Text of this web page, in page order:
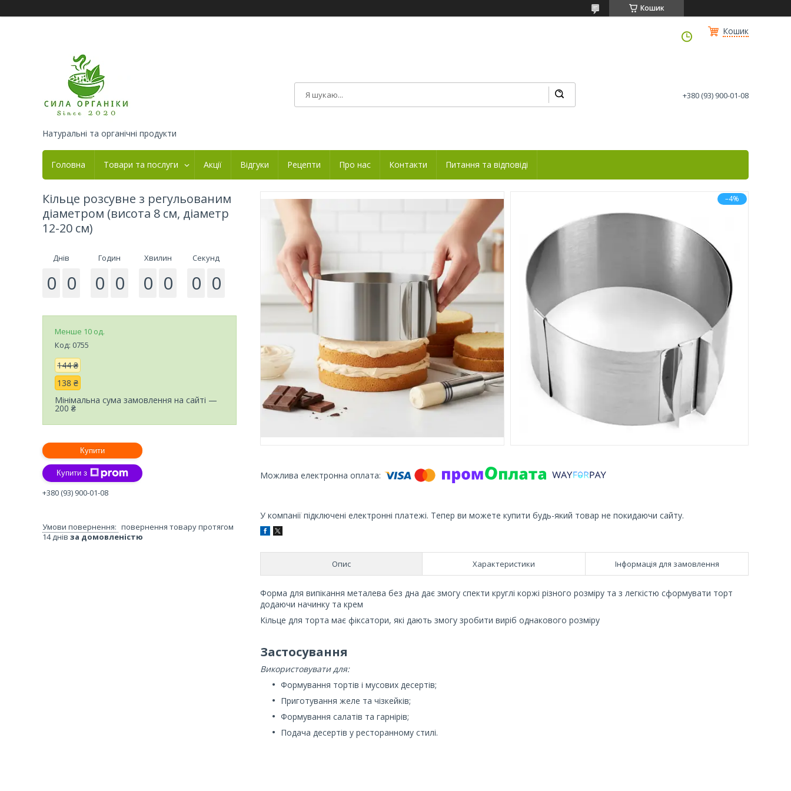
Кошик
Кошик
Натуральні та органічні продукти
+380 (93) 900-01-08
Головна Товари та послуги Акції Відгуки Рецепти Про нас Контакти Питання та відповіді
–4%
У компанії підключені електронні платежі. Тепер ви можете купити будь-який товар не покидаючи сайту.
Опис Характеристики Інформація для замовлення
Форма для випікання металева без дна дає змогу спекти круглі коржі різного розміру та з легкістю сформувати торт
додаючи начинку та крем
Кільце для торта має фіксатори, які дають змогу зробити виріб однакового розміру
Застосування
Використовувати для:
Формування тортів і мусових десертів;
Приготування желе та чізкейків;
Формування салатів та гарнірів;
Подача десертів у ресторанному стилі.
Кільце розсувне з регульованим
діаметром (висота 8 см, діаметр
12-20 см)
Днів
0 0
Годин
0 0
Хвилин
0 0
Секунд
0 0
Менше 10 од.
Код: 0755
144 ₴
138 ₴
Мінімальна сума замовлення на сайті —
200 ₴
Купити
Купити з
+380 (93) 900-01-08
повернення товару протягом
14 днів за домовленістю